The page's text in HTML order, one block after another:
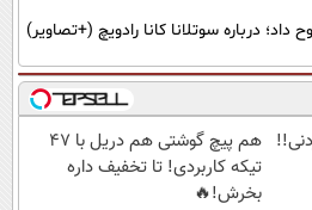
درباره سوتلانا کانا رادویچ (+تصاویر)
هم پیچ گوشتی هم دریل با 47
تیکه کاربردی! تا تخفیف داره
بخرش!🔥